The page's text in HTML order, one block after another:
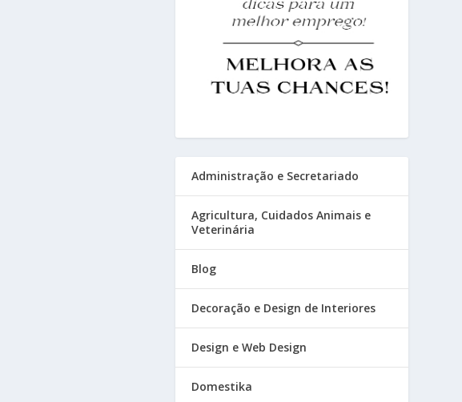
Administração e Secretariado
Agricultura, Cuidados Animais e
Veterinária
Blog
Decoração e Design de Interiores
Design e Web Design
Domestika